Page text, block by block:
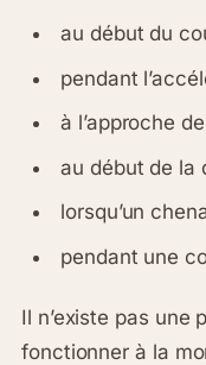
au début du
pendant
à l’approche
au début de la
lorsqu’un
pendant une
Il n’existe pas une
fonctionner à la